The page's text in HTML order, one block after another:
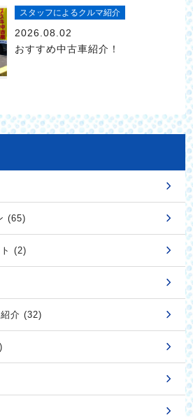
スタッフによるクルマ紹介
2026.08.02
おすすめ中古車紹介！
(65)
(2)
介 (32)